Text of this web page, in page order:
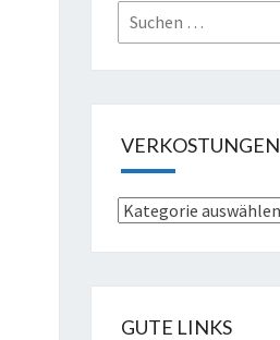
Suche
nach:
VERKOSTUNGEN
Verkostungen
GUTE LINKS